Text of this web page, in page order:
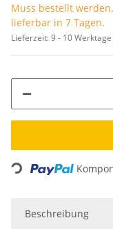
Muss bestellt
lieferbar in 7 Tagen.
Lieferzeit:9 - 10 Werktage
Loading...
Beschreibung